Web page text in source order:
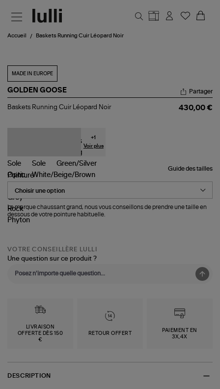
Accueil Baskets Running Cuir Léopard Noir
MADE IN EUROPE
GOLDEN GOOSE
Baskets
Partager
Baskets Running Cuir Léopard Noir 430,00 €
+1
Voir plus
Guide des tailles
Pointure
La marque chaussant grand, nous vous conseillons de prendre une taille en
dessous de votre pointure habituelle.
VOTRE CONSEILLÈRE LULLI
Une question sur ce produit ?
LIVRAISON
OFFERTE DÈS 150
€
RETOUR OFFERT
PAIEMENT EN
3X,4X
DESCRIPTION